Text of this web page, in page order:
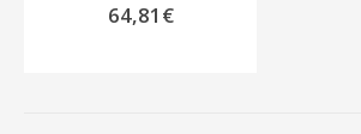
64,81 €